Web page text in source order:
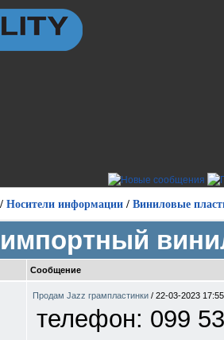
/ Носители информации / Виниловые
Сообщение
Продам Jazz грампластинки / 22-03-2023 17:55
телефон: 099